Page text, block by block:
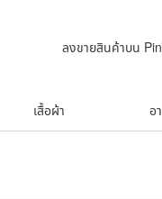
ลงขายสินค้าบน
เสื้อผ้า อ